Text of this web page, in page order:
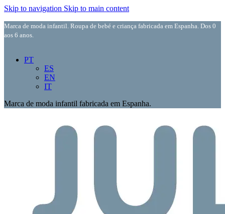
Skip to navigation Skip to main content
Marca de moda infantil. Roupa de bebé e criança fabricada em Espanha. Dos 0
aos 6 anos.
PT
ES
EN
IT
Marca de moda infantil fabricada em Espanha.